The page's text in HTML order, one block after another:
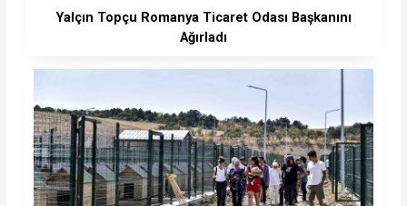
Yalçın Topçu Romanya Ticaret Odası Başkanını
Ağırladı